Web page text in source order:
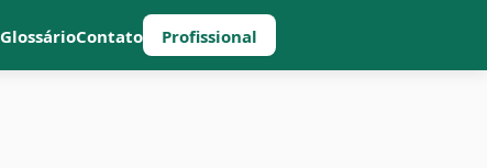
GlossárioContato Profissional